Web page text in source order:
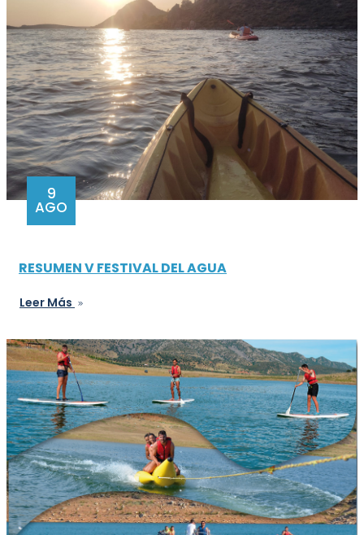
9
AGO
RESUMEN V FESTIVAL DEL AGUA
Leer Más